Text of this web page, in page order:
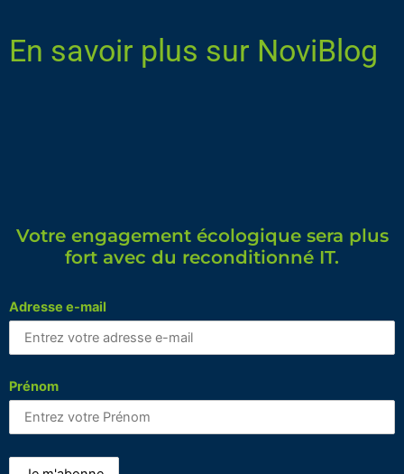
En savoir plus sur NoviBlog
Votre engagement écologique sera plus
fort avec du reconditionné IT.
Adresse e-mail
Prénom